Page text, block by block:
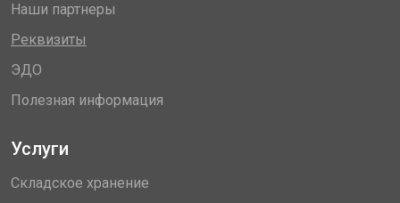
Наши партнеры
Реквизиты
ЭДО
Полезная информация
Услуги
Складское хранение